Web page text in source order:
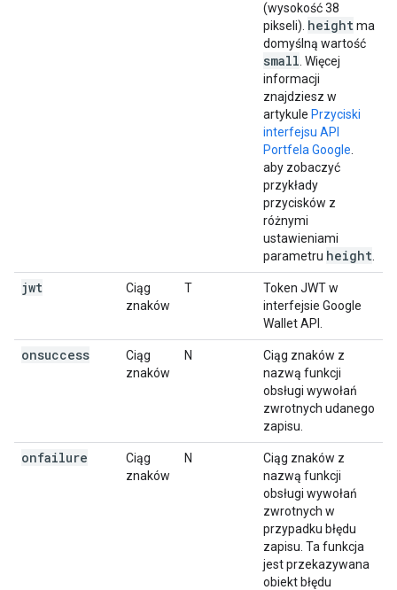
(wysokość 38
pikseli). heightma
domyślną wartość
small . Więcej
informacji
znajdziesz w
artykule Przyciski
interfejsu API
Portfela Google
aby zobaczyć
przykłady
przycisków z
różnymi
ustawieniami
parametru height
jwt
Ciąg
znaków
T
Token JWT w
interfejsie Google
Wallet API.
onsuccess
Ciąg
znaków
N
Ciąg znaków z
nazwą funkcji
obsługi wywołań
zwrotnych udanego
zapisu.
onfailure
Ciąg
znaków
N
Ciąg znaków z
nazwą funkcji
obsługi wywołań
zwrotnych w
przypadku błędu
zapisu. Ta funkcja
jest przekazywana
obiekt błędu